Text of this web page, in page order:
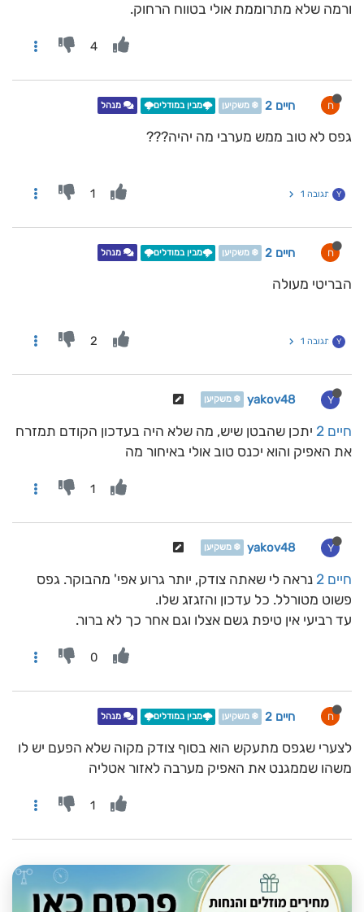
ורמה שלא מתרוממת אולי בטווח הרחוק.
4
ח חיים 2 ❄️ משקיען 🌩️מבין במודלים🌩️ מנהל
גפס לא טוב ממש מערבי מה יהיה???
Y תגובה 1 1
ח חיים 2 ❄️ משקיען 🌩️מבין במודלים🌩️ מנהל
הבריטי מעולה
Y תגובה 1 2
Y
yakov48 ❄️ משקיען
חיים 2
יתכן שהבטן שיש, מה שלא היה בעדכון הקודם תמזרח
את האפיק והוא יכנס טוב אולי באיחור מה
1
Y
yakov48 ❄️ משקיען
חיים 2
נראה לי שאתה צודק, יותר גרוע אפי' מהבוקר. גפס
פשוט מטורלל. כל עדכון והזגזג שלו.
עד רביעי אין טיפת גשם אצלו וגם אחר כך לא ברור.
0
ח חיים 2 ❄️ משקיען 🌩️מבין במודלים🌩️ מנהל
לצערי שגפס מתעקש הוא בסוף צודק מקוה שלא הפעם יש לו
משהו שממגנט את האפיק מערבה לאזור אטליה
1